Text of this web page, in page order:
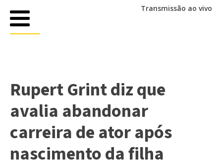
Transmissão ao vivo
Rupert Grint diz que
avalia abandonar
carreira de ator após
nascimento da filha